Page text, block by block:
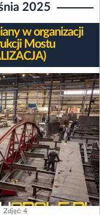
2025
w organizacji
Mostu
Zdjęć: 4